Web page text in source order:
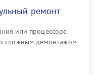
ремонт
или процессора.
сложным демонтажом
дорожек,
EEPROM